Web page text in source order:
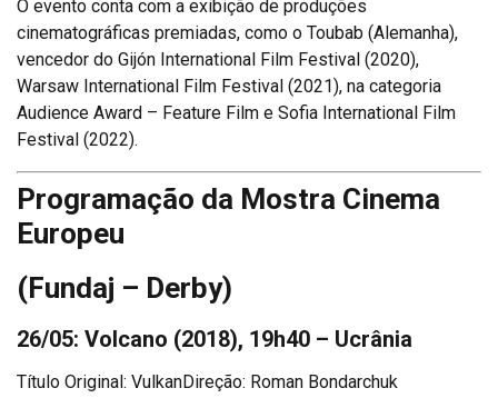
O evento conta com a exibição de produções
cinematográficas premiadas, como o Toubab (Alemanha),
vencedor do Gijón International Film Festival (2020),
Warsaw International Film Festival (2021), na categoria
Audience Award – Feature Film e Sofia International Film
Festival (2022).
Programação da Mostra Cinema
Europeu
(Fundaj – Derby)
26/05: Volcano (2018), 19h40 – Ucrânia
Título Original: VulkanDireção: Roman Bondarchuk